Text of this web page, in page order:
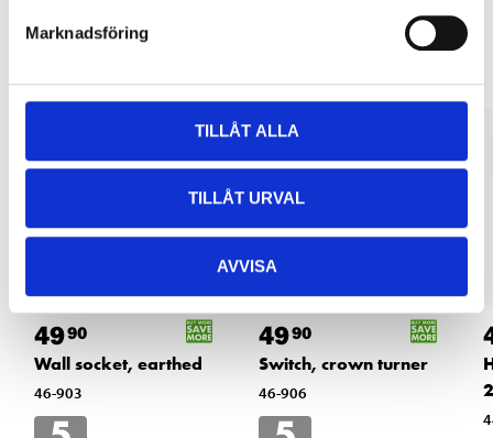
Marknadsföring
TILLÅT ALLA
TILLÅT URVAL
AVVISA
Other customers also bought
4990
Wall socket, earthed
46-903
4990
Switch, crown turner
46-906